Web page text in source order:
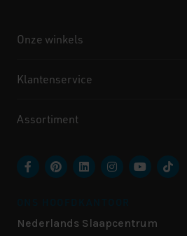
Onze winkels
Klantenservice
Assortiment
Nederlands Slaapcentrum